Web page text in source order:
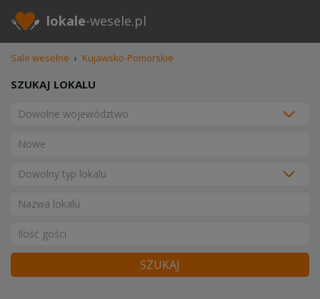
lokale-wesele.pl
Sale weselne › Kujawsko-Pomorskie
SZUKAJ LOKALU
SZUKAJ